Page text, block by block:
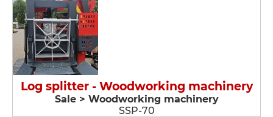
Log splitter - Woodworking machinery
Sale > Woodworking machinery
SSP-70